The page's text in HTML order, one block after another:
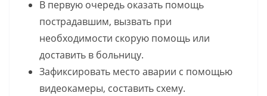
В первую очередь оказать помощь
пострадавшим, вызвать при
необходимости скорую помощь или
доставить в больницу.
Зафиксировать место аварии с помощью
видеокамеры, составить схему.